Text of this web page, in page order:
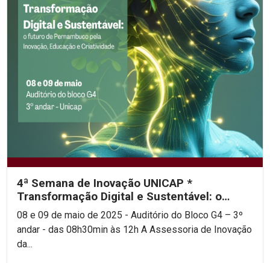
4ª Semana de Inovação UNICAP *
Transformação Digital e Sustentável: o
futuro de Pernambuco pela...
08 e 09 de maio de 2025 - Auditório do Bloco G4 – 3º
andar - das 08h30min às 12h A Assessoria de Inovação
da...